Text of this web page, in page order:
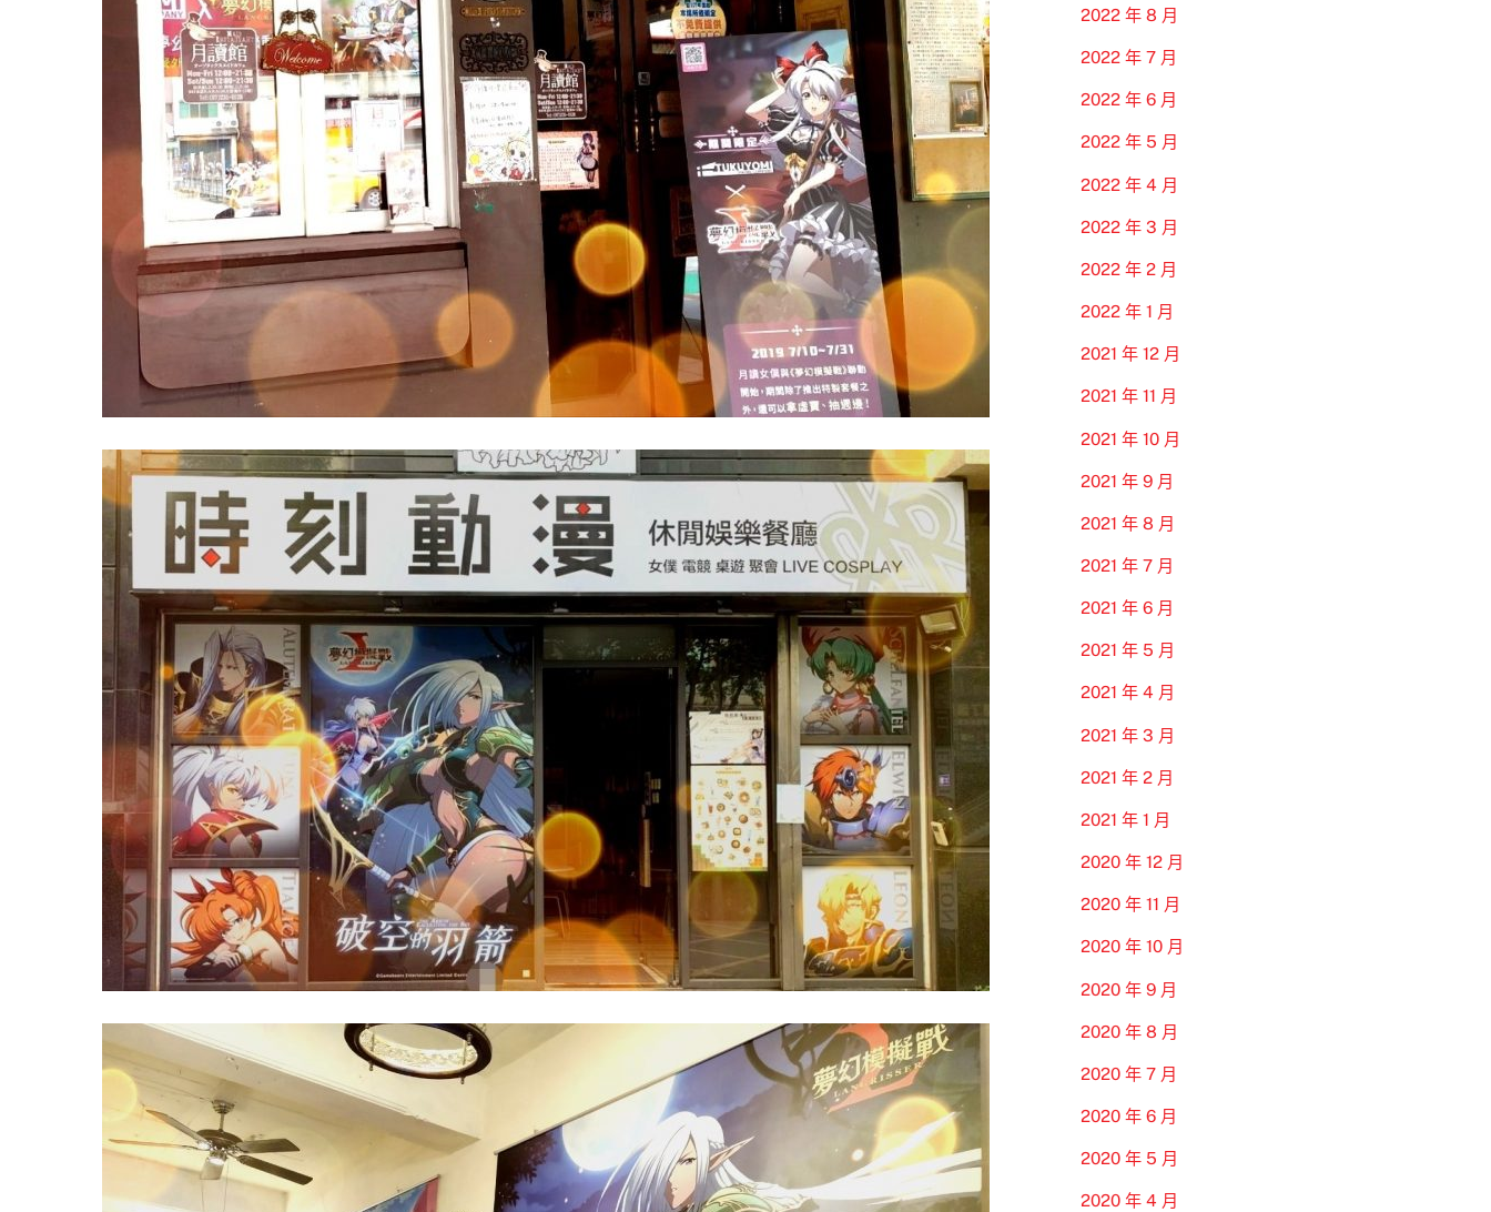
2022 年 8 月
2022 年 7 月
2022 年 6 月
2022 年 5 月
2022 年 4 月
2022 年 3 月
2022 年 2 月
2022 年 1 月
2021 年 12 月
2021 年 11 月
2021 年 10 月
2021 年 9 月
2021 年 8 月
2021 年 7 月
2021 年 6 月
2021 年 5 月
2021 年 4 月
2021 年 3 月
2021 年 2 月
2021 年 1 月
2020 年 12 月
2020 年 11 月
2020 年 10 月
2020 年 9 月
2020 年 8 月
2020 年 7 月
2020 年 6 月
2020 年 5 月
2020 年 4 月